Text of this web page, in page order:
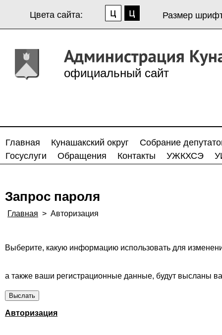
Цвета сайта: Размер
официальный сайт
Главная Кунашакский округ
Собрание
Госуслуги
Обращения Контакты УЖКХСЭ
Запрос пароля
Главная > Авторизация
Выберите, какую информацию использовать для
а также ваши регистрационные данные, будут высланы
Авторизация